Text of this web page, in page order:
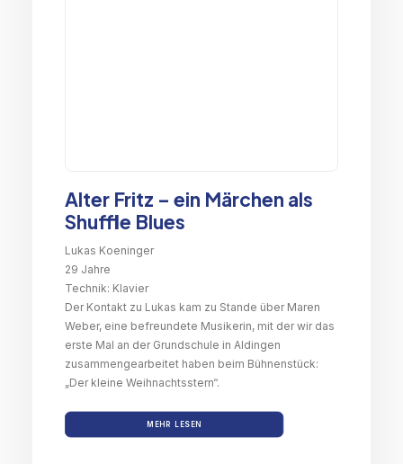
Alter Fritz – ein Märchen als
Shuffle Blues
Lukas Koeninger
29 Jahre
Technik: Klavier
Der Kontakt zu Lukas kam zu Stande über Maren
Weber, eine befreundete Musikerin, mit der wir das
erste Mal an der Grundschule in Aldingen
zusammengearbeitet haben beim Bühnenstück:
„Der kleine Weihnachtsstern“.
MEHR LESEN